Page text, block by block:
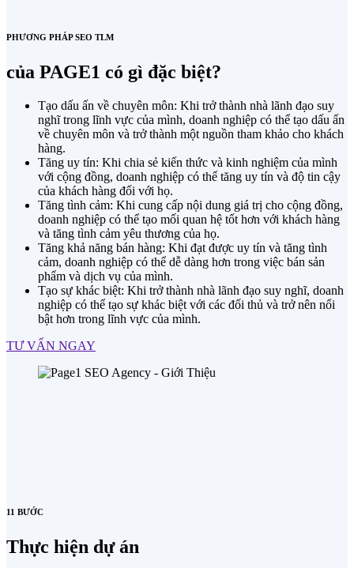
PHƯƠNG PHÁP SEO TLM
của PAGE1 có gì đặc biệt?
Tạo dấu ấn về chuyên môn: Khi trở thành nhà lãnh đạo suy
nghĩ trong lĩnh vực của mình, doanh nghiệp có thể tạo dấu ấn
về chuyên môn và trở thành một nguồn tham khảo cho khách
hàng.
Tăng uy tín: Khi chia sẻ kiến thức và kinh nghiệm của mình
với cộng đồng, doanh nghiệp có thể tăng uy tín và độ tin cậy
của khách hàng đối với họ.
Tăng tình cảm: Khi cung cấp nội dung giá trị cho cộng đồng,
doanh nghiệp có thể tạo mối quan hệ tốt hơn với khách hàng
và tăng tình cảm yêu thương của họ.
Tăng khả năng bán hàng: Khi đạt được uy tín và tăng tình
cảm, doanh nghiệp có thể dễ dàng hơn trong việc bán sản
phẩm và dịch vụ của mình.
Tạo sự khác biệt: Khi trở thành nhà lãnh đạo suy nghĩ, doanh
nghiệp có thể tạo sự khác biệt với các đối thủ và trở nên nổi
bật hơn trong lĩnh vực của mình.
TƯ VẤN NGAY
11 BƯỚC
Thực hiện dự án